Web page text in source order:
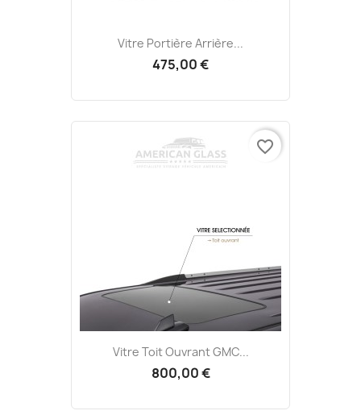
Vitre Portière Arrière...
475,00 €
Vitre Toit Ouvrant GMC...
800,00 €
favorite_border